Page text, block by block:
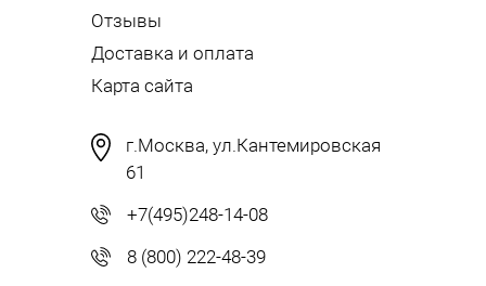
Отзывы
Доставка и оплата
Карта сайта
г.Москва, ул.Кантемировская
61
+7(495)248-14-08
8 (800) 222-48-39